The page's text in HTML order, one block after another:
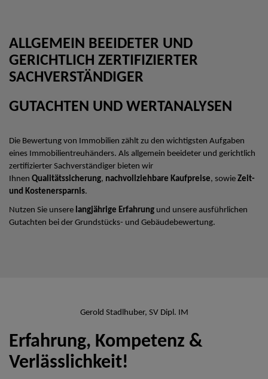
ALLGEMEIN BEEIDETER UND
GERICHTLICH ZERTIFIZIERTER
SACHVERSTÄNDIGER
GUTACHTEN UND WERTANALYSEN
Die Bewertung von Immobilien zählt zu den wichtigsten Aufgaben
eines Immobilientreuhänders. Als allgemein beeideter und gerichtlich
zertifizierter Sachverständiger bieten wir
Ihnen Qualitätssicherung, nachvollziehbare Kaufpreise, sowie Zeit-
und Kostenersparnis.
Nutzen Sie unsere langjährige Erfahrung und unsere ausführlichen
Gutachten bei der Grundstücks- und Gebäudebewertung.
Gerold Stadlhuber, SV Dipl. IM
Erfahrung, Kompetenz &
Verlässlichkeit!